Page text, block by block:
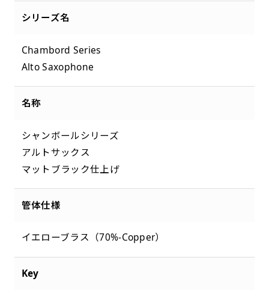
シリーズ名
Chambord Series
Alto Saxophone
名称
シャンボールシリーズ
アルトサックス
マットブラック仕上げ
管体仕様
イエローブラス（70%-Copper）
Key